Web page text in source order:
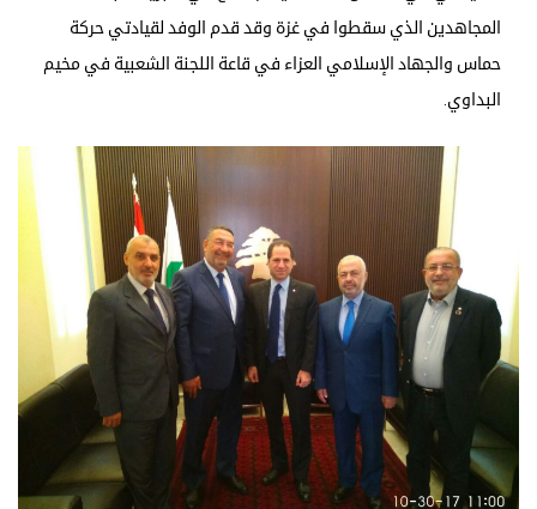
المجاهدين الذي سقطوا في غزة وقد قدم الوفد لقيادتي حركة
حماس والجهاد الإسلامي العزاء في قاعة اللجنة الشعبية في مخيم
البداوي.